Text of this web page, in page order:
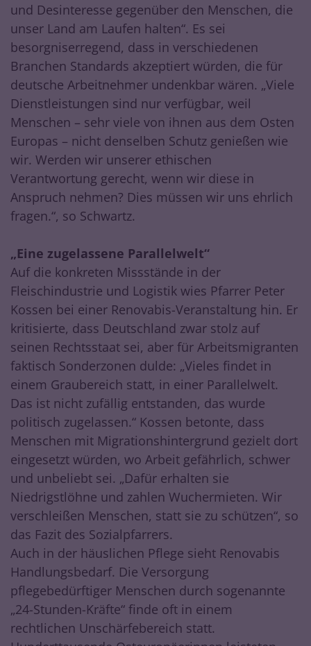
und Desinteresse gegenüber den Menschen, die
unser Land am Laufen halten“. Es sei
besorgniserregend, dass in verschiedenen
Branchen Standards akzeptiert würden, die für
deutsche Arbeitnehmer undenkbar wären. „Viele
Dienstleistungen sind nur verfügbar, weil
Menschen – sehr viele von ihnen aus dem Osten
Europas – nicht denselben Schutz genießen wie
wir. Werden wir unserer ethischen
Verantwortung gerecht, wenn wir diese in
Anspruch nehmen? Dies müssen wir uns ehrlich
fragen.“, so Schwartz.
„Eine zugelassene Parallelwelt“
Auf die konkreten Missstände in der
Fleischindustrie und Logistik wies Pfarrer Peter
Kossen bei einer Renovabis-Veranstaltung hin. Er
kritisierte, dass Deutschland zwar stolz auf
seinen Rechtsstaat sei, aber für Arbeitsmigranten
faktisch Sonderzonen dulde: „Vieles findet in
einem Graubereich statt, in einer Parallelwelt.
Das ist nicht zufällig entstanden, das wurde
politisch zugelassen.“ Kossen betonte, dass
Menschen mit Migrationshintergrund gezielt dort
eingesetzt würden, wo Arbeit gefährlich, schwer
und unbeliebt sei. „Dafür erhalten sie
Niedrigstlöhne und zahlen Wuchermieten. Wir
verschleißen Menschen, statt sie zu schützen“, so
das Fazit des Sozialpfarrers.
Auch in der häuslichen Pflege sieht Renovabis
Handlungsbedarf. Die Versorgung
pflegebedürftiger Menschen durch sogenannte
„24-Stunden-Kräfte“ finde oft in einem
rechtlichen Unschärfebereich statt.